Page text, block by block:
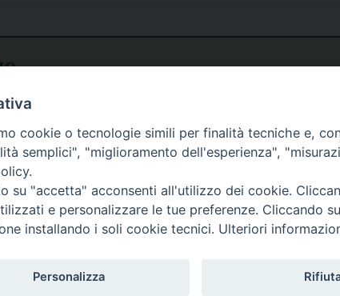
lunedì - venerdì
h. 08.30 - 12.30
cookie o tecnologie simili per finalità tecniche e,
semplici", "miglioramento dell'esperienza",
su "accetta" acconsenti all'utilizzo dei cookie.
e personalizzare le tue preferenze. Cliccando
installando i soli cookie tecnici. Ulteriori
Personalizza